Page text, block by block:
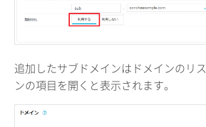
追加したサブドメインはドメインのリ
ンの項目を開くと表示されます。